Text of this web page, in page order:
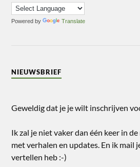
Powered by Translate
NIEUWSBRIEF
Geweldig dat je je wilt inschrijven
Ik zal je niet vaker dan één keer in
met verhalen en updates. En ik mail
vertellen heb :-)